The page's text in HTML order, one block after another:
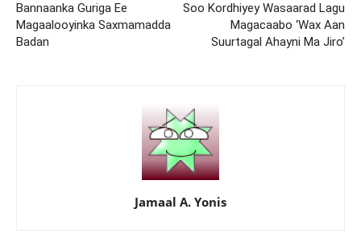
Bannaanka Guriga Ee
Magaalooyinka Saxmamadda
Badan
Soo Kordhiyey Wasaarad Lagu
Magacaabo ‘Wax Aan
Suurtagal Ahayni Ma Jiro’
Jamaal A. Yonis